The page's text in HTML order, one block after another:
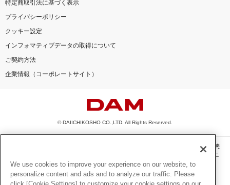
特定商取引法に基づく表示
プライバシーポリシー
クッキー設定
インフォマティブデータの取得について
ご契約方法
企業情報（コーポレートサイト）
© DAIICHIKOSHO CO.,LTD. All Rights Reserved.
このサイトに掲載されている一切の文章・画像・写真・動画・音声等を、手段や形態
を問わず、著作権法の定める範囲を超えて無断で複製、転載、ファイル化などするこ
とを禁じます。
楽曲及びコンテンツは、機種によりご利用いただけない場合があります。
We use cookies to improve your experience on our website, to
personalize content and ads and to analyze our traffic. Please